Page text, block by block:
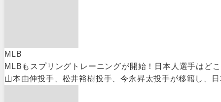
MLB
MLBもスプリングトレーニングが開始！日本人選手はど
山本由伸投手、松井裕樹投手、今永昇太投手が移籍し、